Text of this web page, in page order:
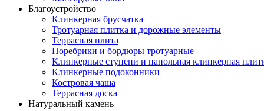
Благоустройство
Клинкерная брусчатка
Тротуарная плитка и дорожные элементы
Террасная плита
Поребрики и бордюры тротуарные
Клинкерные ступени и напольная клинкерная
Клинкерные подоконники
Костровая чаша
Террасная доска
Натуральный камень